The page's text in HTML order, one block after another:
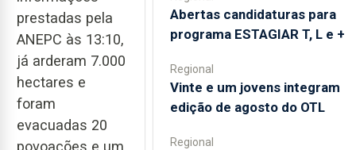
prestadas pela
ANEPC às 13:10,
já arderam 7.000
hectares e
foram
evacuadas 20
povoações e um
Abertas candidaturas para
programa ESTAGIAR T, L e +
Regional
Vinte e um jovens integram
edição de agosto do OTL
Regional